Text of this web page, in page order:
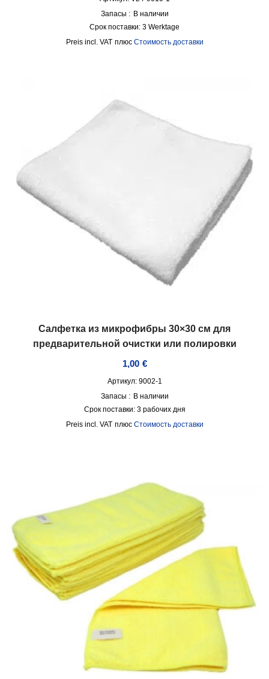
Запасы : В наличии
Срок поставки: 3 Werktage
incl. VAT плюс Стоимость доставки
Салфетка из микрофибры 30×30 см для
предварительной очистки или полировки
1,00 €
Артикул: 9002-1
Запасы : В наличии
Срок поставки: 3 рабочих дня
incl. VAT плюс Стоимость доставки